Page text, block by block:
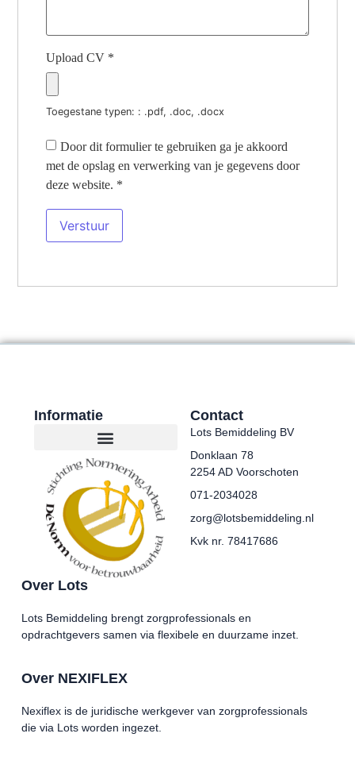
Upload CV *
Toegestane typen: : .pdf, .doc, .docx
Door dit formulier te gebruiken ga je akkoord
met de opslag en verwerking van je gegevens door
deze website. *
Over Lots
Lots Bemiddeling brengt zorgprofessionals en
opdrachtgevers samen via flexibele en duurzame inzet.
Over NEXIFLEX
Nexiflex is de juridische werkgever van zorgprofessionals
die via Lots worden ingezet.
Informatie Contact
Lots Bemiddeling BV
Donklaan 78
2254 AD Voorschoten
071-2034028
zorg@lotsbemiddeling.nl
Kvk nr. 78417686